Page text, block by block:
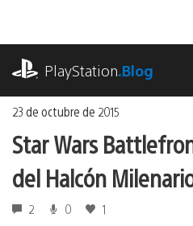
contenido
PlayStation.Blog
23 de octubre de 2015
Star Wars
del Halcón
2 0 1